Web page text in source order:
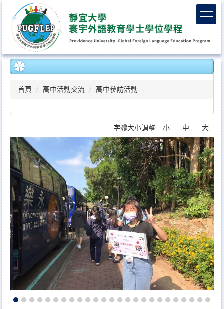
容
區
首頁 高中活動交流 高中參訪活動
字體大小調整 小 中 大